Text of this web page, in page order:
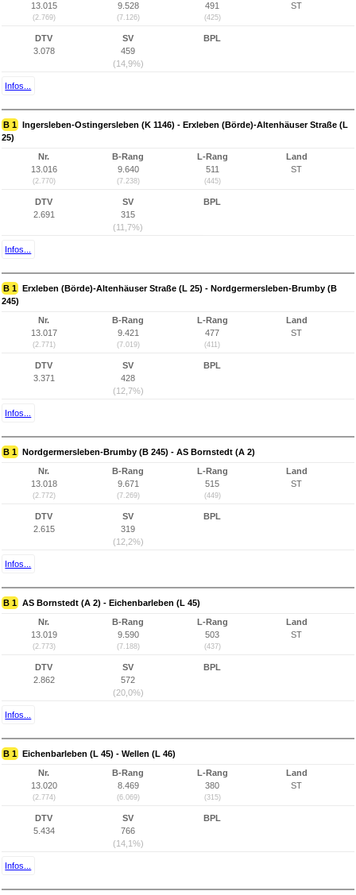
13.015
(2.769)
9.528
(7.126)
491
(425)
ST
DTV
3.078
SV
459
(14,9%)
BPL
Infos...
B 1 Ingersleben-Ostingersleben (K 1146) - Erxleben (Börde)-Altenhäuser Straße (L
25)
Nr.
13.016
(2.770)
B-Rang
9.640
(7.238)
L-Rang
511
(445)
Land
ST
DTV
2.691
SV
315
(11,7%)
BPL
Infos...
B 1 Erxleben (Börde)-Altenhäuser Straße (L 25) - Nordgermersleben-Brumby (B
245)
Nr.
13.017
(2.771)
B-Rang
9.421
(7.019)
L-Rang
477
(411)
Land
ST
DTV
3.371
SV
428
(12,7%)
BPL
Infos...
B 1 Nordgermersleben-Brumby (B 245) - AS Bornstedt (A 2)
Nr.
13.018
(2.772)
B-Rang
9.671
(7.269)
L-Rang
515
(449)
Land
ST
DTV
2.615
SV
319
(12,2%)
BPL
Infos...
B 1 AS Bornstedt (A 2) - Eichenbarleben (L 45)
Nr.
13.019
(2.773)
B-Rang
9.590
(7.188)
L-Rang
503
(437)
Land
ST
DTV
2.862
SV
572
(20,0%)
BPL
Infos...
B 1 Eichenbarleben (L 45) - Wellen (L 46)
Nr.
13.020
(2.774)
B-Rang
8.469
(6.069)
L-Rang
380
(315)
Land
ST
DTV
5.434
SV
766
(14,1%)
BPL
Infos...